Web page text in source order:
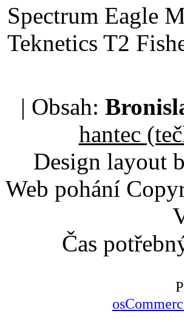
Spectrum Eagle
Teknetics T2
| Obsah:
hantec
Design layout
Web pohání
Čas